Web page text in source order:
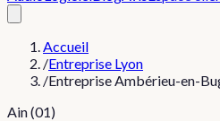
Accueil
/Entreprise Lyon
/Entreprise Ambérieu-en-
Ain (01)